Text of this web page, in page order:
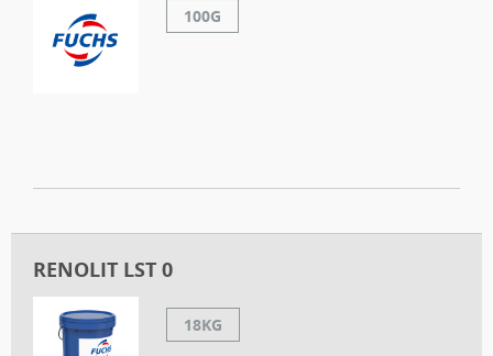
100G
RENOLIT LST 0
18KG